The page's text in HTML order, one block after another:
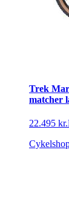
Trek
matcher
22.495 kr.